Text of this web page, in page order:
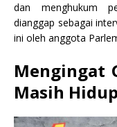
dan menghukum
dianggap sebagai
ini oleh anggota
Mengingat
Masih Hidup